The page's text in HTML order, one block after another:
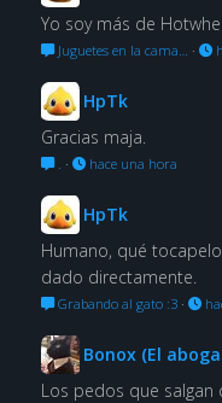
Yo soy más de
Juguetes en la cama… ·
HpTk
Gracias maja.
. · hace una hora
HpTk
Humano, qué
dado directamente.
Grabando al gato :3·
Bonox (El
Los pedos que